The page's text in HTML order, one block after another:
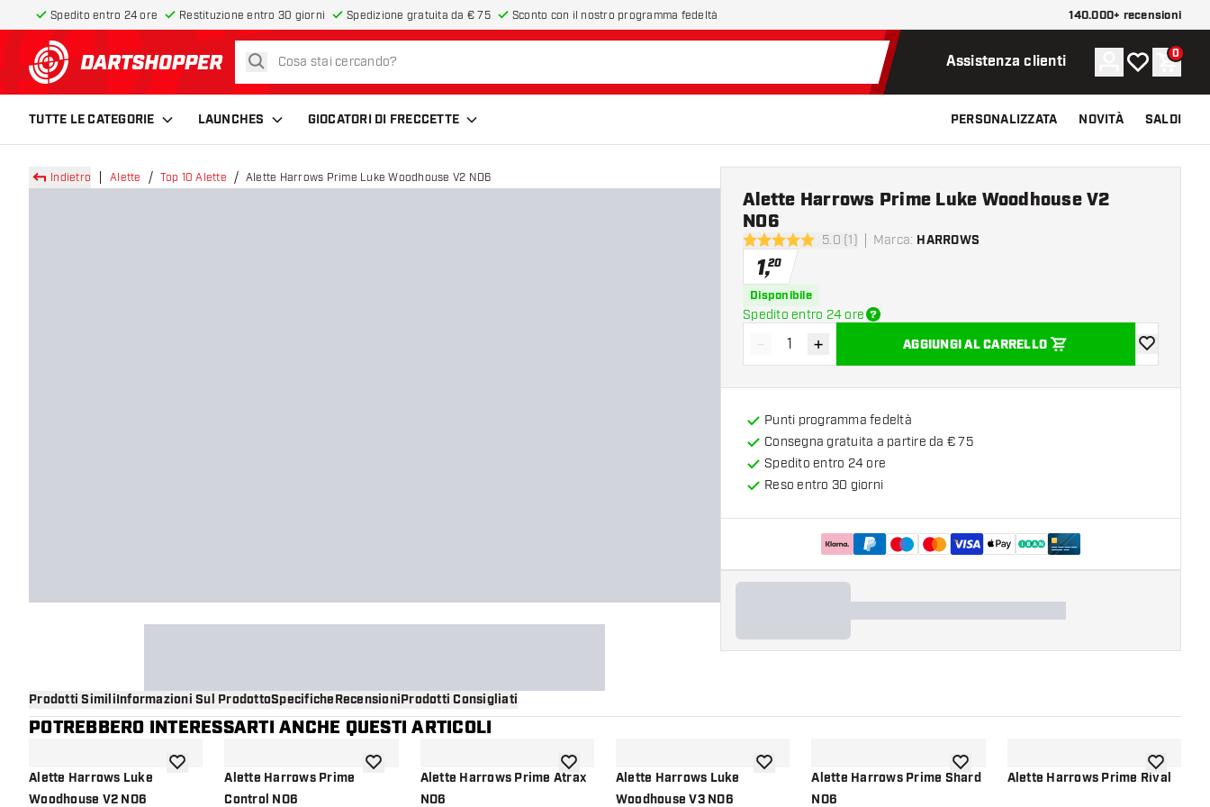
Spedito entro 24 ore Restituzione entro 30 giorni Spedizione gratuita da € 75 Sconto con il nostro programma fedeltà 140.000+ recensioni
torna alla home page
cerca Assistenza clienti Account
La mia lista
0
TUTTE LE CATEGORIE LAUNCHES GIOCATORI DI FRECCETTE PERSONALIZZATA NOVITÀ SALDI
Indietro Alette Top 10 Alette Alette Harrows Prime Luke Woodhouse V2 NO6
5 stelle di valutazione
5.0 (1) Marca: HARROWS
Alette Harrows Prime Luke Woodhouse V2
NO6
1,20
Disponibile
Spedito entro 24 ore
Diminuisci quantità
- Aumenta quantità
+ AGGIUNGI AL CARRELLO
aggiungi
Punti programma fedeltà
Consegna gratuita a partire da € 75
Spedito entro 24 ore
Reso entro 30 giorni
Prodotti SimiliInformazioni Sul ProdottoSpecificheRecensioniProdotti Consigliati
POTREBBERO INTERESSARTI ANCHE QUESTI ARTICOLI
Alette Harrows Luke
Woodhouse V2 NO6
aggiungi alla lista dei desideri
Alette Harrows Prime
Control NO6
aggiungi alla lista dei desideri
Alette Harrows Prime Atrax
NO6
aggiungi alla lista dei desideri
Alette Harrows Luke
Woodhouse V3 NO6
aggiungi alla lista dei desideri
Alette Harrows Prime Shard
NO6
aggiungi alla lista dei desideri
Alette Harrows Prime Rivalaggiungi